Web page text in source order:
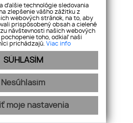
3, 04001 Košice
915 715 115
si nás
- REALVIA.sk
ďalšie technológie sledovania
zlepšenie vášho zážitku z
webových stránok, na to, aby
prispôsobený obsah a cielené
návštevnosti našich webových
toho, odkiaľ naši
prichádzajú. Viac info
SÚHLASÍM
Nesúhlasím
moje nastavenia